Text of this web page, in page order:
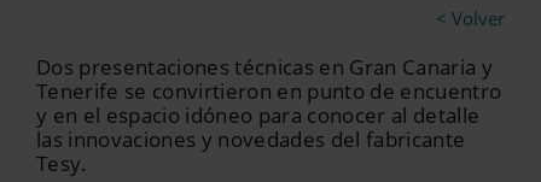
< Volver
Dos presentaciones técnicas en Gran Canaria y
Tenerife se convirtieron en punto de encuentro
y en el espacio idóneo para conocer al detalle
las innovaciones y novedades del fabricante
Tesy.